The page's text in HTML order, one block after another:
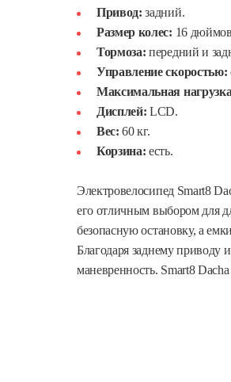
Привод: задний.
Размер колес: 16
Тормоза: передний и
Управление скоростью:
Максимальная
Дисплей: LCD.
Вес: 60 кг.
Корзина: есть.
Электровелосипед Smart8
его отличным выбором для
безопасную остановку, а
Благодаря заднему приводу
маневренность. Smart8